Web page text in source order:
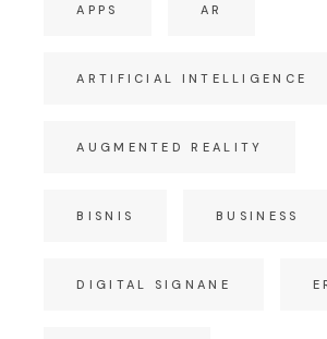
APPS AR
ARTIFICIAL INTELLIGENCE
AUGMENTED REALITY
BISNIS BUSINESS
DIGITAL SIGNANE